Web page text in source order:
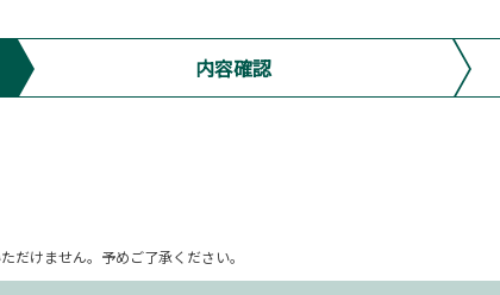
内容確認
けません。予めご了承ください。